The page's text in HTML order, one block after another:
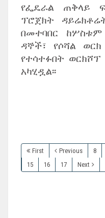
የፌዴራል ጠቅላይ
ፕሮጀክት
በመተባበር
ዳኞች፣ የሶሻል
የተሳተፉበት ወርክሾፕ
አካሂዷል፡፡
First Previous 8
15
16 17 Next